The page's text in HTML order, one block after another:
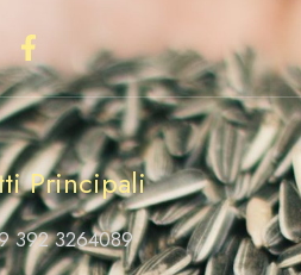
Principali
392 3264089